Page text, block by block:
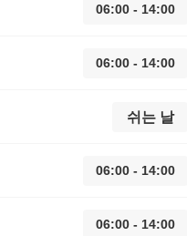
06:00 - 14:00
06:00 - 14:00
쉬는 날
06:00 - 14:00
06:00 - 14:00